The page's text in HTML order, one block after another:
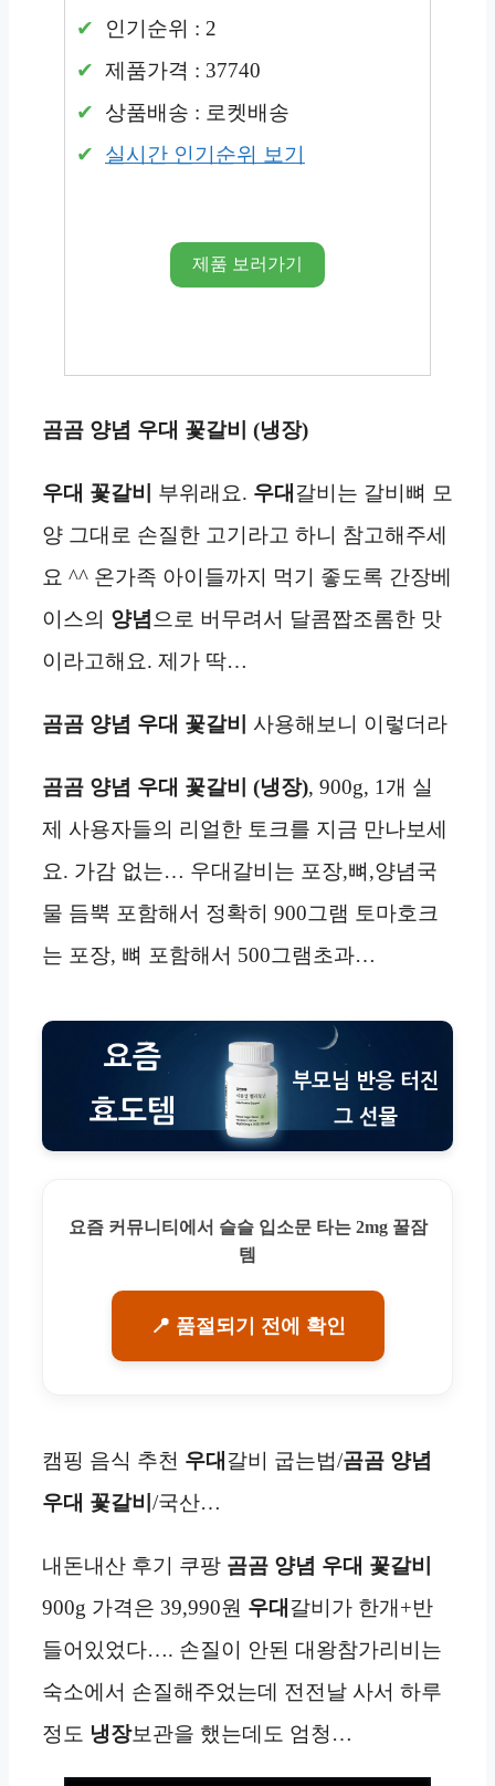
인기순위 : 2
제품가격 : 37740
상품배송 : 로켓배송
실시간 인기순위 보기
제품 보러가기
곰곰 양념 우대 꽃갈비 (냉장)
우대 꽃갈비 부위래요. 우대 갈비는 갈비뼈 모
양 그대로 손질한 고기라고 하니 참고해주세
요 ^^ 온가족 아이들까지 먹기 좋도록 간장베
이스의 양념 으로 버무려서 달콤짭조롬한 맛
이라고해요. 제가 딱…
곰곰 양념 우대 꽃갈비 사용해보니 이렇더라
곰곰 양념 우대 꽃갈비 (냉장), 900g, 1개 실
제 사용자들의 리얼한 토크를 지금 만나보세
요. 가감 없는… 우대갈비는 포장,뼈,양념국
물 듬뿍 포함해서 정확히 900그램 토마호크
는 포장, 뼈 포함해서 500그램초과…
요즘 커뮤니티에서 슬슬 입소문 타는 2mg 꿀잠
템
📍 품절되기 전에 확인
캠핑 음식 추천 우대 갈비 굽는법/곰곰 양념
우대 꽃갈비 /국산…
내돈내산 후기 쿠팡 곰곰 양념 우대 꽃갈비
900g 가격은 39,990원 우대 갈비가 한개+반
들어있었다…. 손질이 안된 대왕참가리비는
숙소에서 손질해주었는데 전전날 사서 하루
정도 냉장보관을 했는데도 엄청…